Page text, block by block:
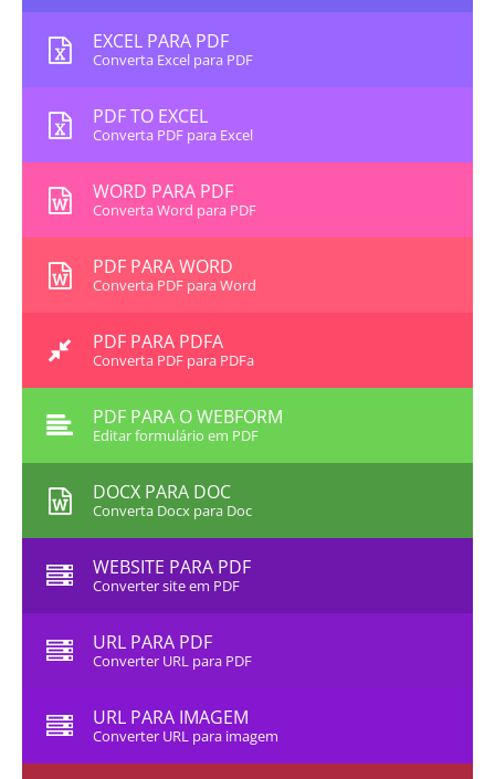
EXCEL PARA PDF
Converta Excel para PDF
PDF TO EXCEL
Converta PDF para Excel
WORD PARA PDF
Converta Word para PDF
PDF PARA WORD
Converta PDF para Word
PDF PARA PDFA
Converta PDF para PDFa
PDF PARA O WEBFORM
Editar formulário em PDF
DOCX PARA DOC
Converta Docx para Doc
WEBSITE PARA PDF
Converter site em PDF
URL PARA PDF
Converter URL para PDF
URL PARA IMAGEM
Converter URL para imagem